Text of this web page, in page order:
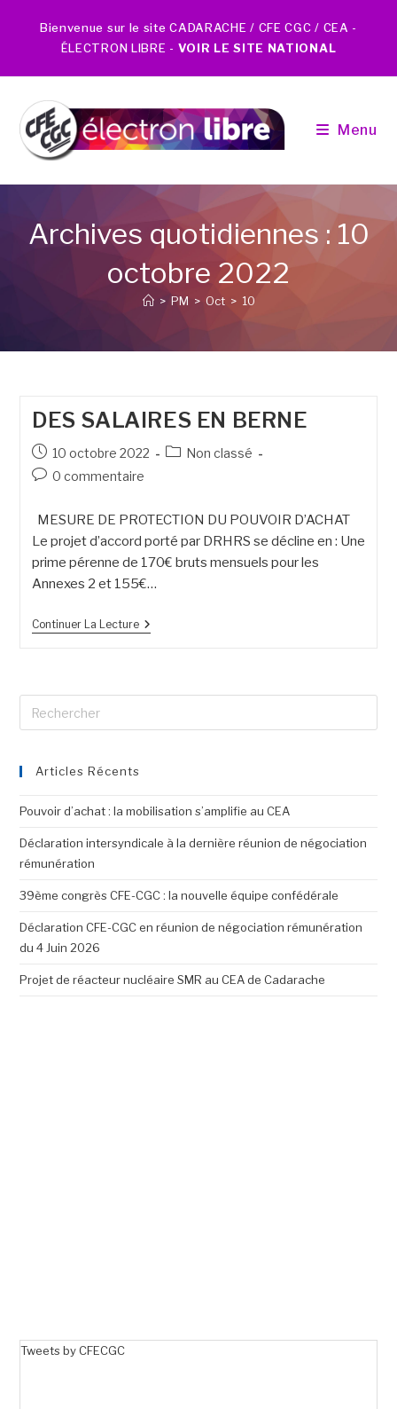
Bienvenue sur le site CADARACHE / CFE CGC / CEA -
ÉLECTRON LIBRE - VOIR LE SITE NATIONAL
Menu
Archives quotidiennes : 10
octobre 2022
> PM > Oct > 10
DES SALAIRES EN BERNE
10 octobre 2022
Non classé
0 commentaire
MESURE DE PROTECTION DU POUVOIR D’ACHAT
Le projet d’accord porté par DRHRS se décline en : Une
prime pérenne de 170€ bruts mensuels pour les
Annexes 2 et 155€…
Continuer La Lecture
Articles Récents
Pouvoir d’achat : la mobilisation s’amplifie au CEA
Déclaration intersyndicale à la dernière réunion de négociation
rémunération
39ème congrès CFE-CGC : la nouvelle équipe confédérale
Déclaration CFE-CGC en réunion de négociation rémunération
du 4 Juin 2026
Projet de réacteur nucléaire SMR au CEA de Cadarache
Tweets by CFECGC